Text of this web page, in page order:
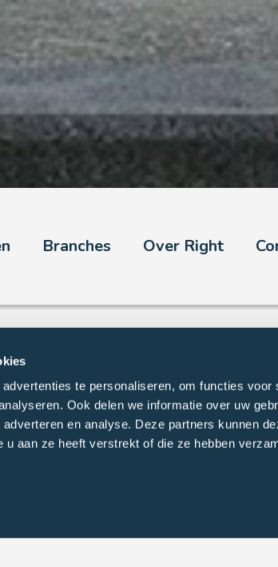
te personaliseren, om functies voor
Ook delen we informatie over uw
en analyse. Deze partners kunnen
u aan ze heeft verstrekt of die ze hebben
Branches Over Right
Lelystad
waarin diverse relevante
van leerlingen, ouders en
onder leerlingen, ouders en